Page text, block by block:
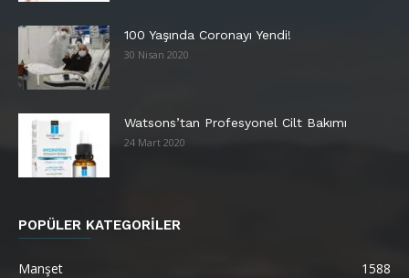
100 Yaşında Coronayı Yendi!
30 Nisan 2020
Watsons’tan Profesyonel Cilt Bakımı
24 Mart 2020
POPÜLER KATEGORİLER
Manşet
1588